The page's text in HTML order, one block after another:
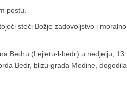
postu.
steći Božje zadovoljstvo i moralno
Bedru (Lejletu-l-bedr) u nedjelju, 13.
Bedr, blizu grada Medine, dogodila